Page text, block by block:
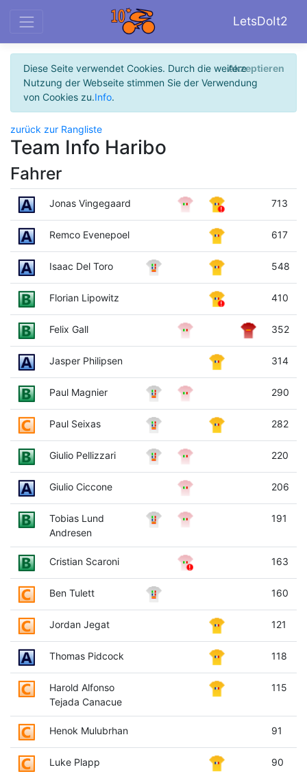
LetsDoIt2
Diese Seite verwendet Cookies. Durch die weitere
Nutzung der Webseite stimmen Sie der Verwendung
von Cookies zu.Info.
Akzeptieren
zurück zur Rangliste
Team Info Haribo
Fahrer
Jonas Vingegaard 713
Remco Evenepoel 617
Isaac Del Toro 548
Florian Lipowitz 410
Felix Gall 352
Jasper Philipsen 314
Paul Magnier 290
Paul Seixas 282
Giulio Pellizzari 220
Giulio Ciccone 206
Tobias Lund
Andresen
191
Cristian Scaroni 163
Ben Tulett 160
Jordan Jegat 121
Thomas Pidcock 118
Harold Alfonso
Tejada Canacue
115
Henok Mulubrhan 91
Luke Plapp 90